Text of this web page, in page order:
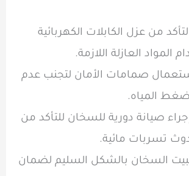
من عزل الكابلات الكهربائية
المواد العازلة اللازمة.
صمامات الأمان لتجنب عدم
ضغط المياه.
صيانة دورية للسخان للتأكد من
تسربات مائية.
السخان بالشكل السليم لضمان